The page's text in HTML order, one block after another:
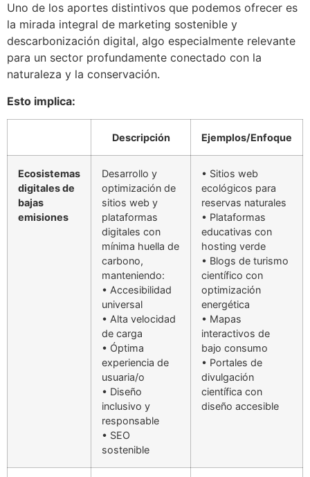
Uno de los aportes distintivos que podemos ofrecer es
la mirada integral de marketing sostenible y
descarbonización digital, algo especialmente relevante
para un sector profundamente conectado con la
naturaleza y la conservación.
Esto implica:
Descripción Ejemplos/Enfoque
Ecosistemas
digitales de
bajas
emisiones
Desarrollo y
optimización de
sitios web y
plataformas
digitales con
mínima huella de
carbono,
manteniendo:
• Accesibilidad
universal
• Alta velocidad
de carga
• Óptima
experiencia de
usuaria/o
• Diseño
inclusivo y
responsable
• SEO
sostenible
• Sitios web
ecológicos para
reservas naturales
• Plataformas
educativas con
hosting verde
• Blogs de turismo
científico con
optimización
energética
• Mapas
interactivos de
bajo consumo
• Portales de
divulgación
científica con
diseño accesible